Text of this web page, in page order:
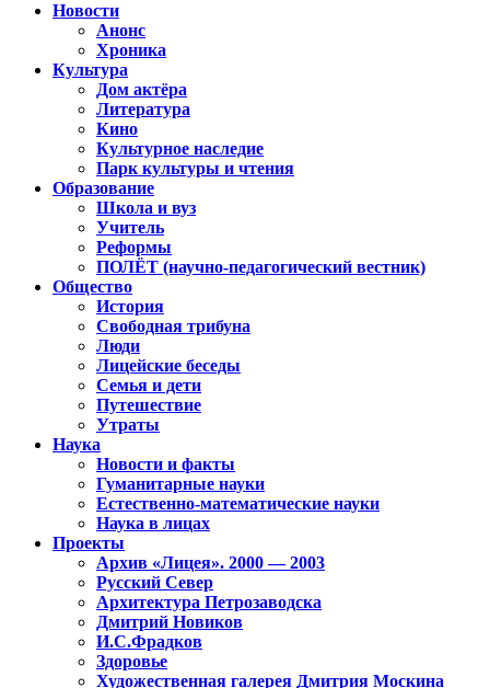
Новости
Анонс
Хроника
Культура
Дом актёра
Литература
Кино
Культурное наследие
Парк культуры и чтения
Образование
Школа и вуз
Учитель
Реформы
ПОЛЁТ (научно-педагогический вестник)
Общество
История
Свободная трибуна
Люди
Лицейские беседы
Семья и дети
Путешествие
Утраты
Наука
Новости и факты
Гуманитарные науки
Естественно-математические науки
Наука в лицах
Проекты
Архив «Лицея». 2000 — 2003
Русский Север
Архитектура Петрозаводска
Дмитрий Новиков
И.С.Фрадков
Здоровье
Художественная галерея Дмитрия Москина